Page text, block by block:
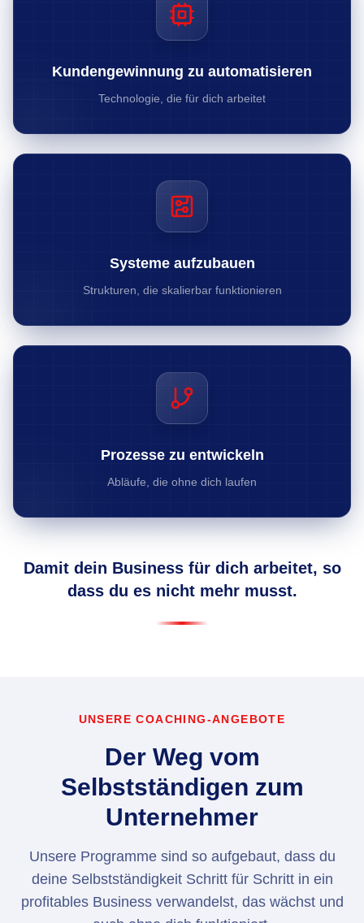
Kundengewinnung zu automatisieren
Technologie, die für dich arbeitet
Systeme aufzubauen
Strukturen, die skalierbar funktionieren
Prozesse zu entwickeln
Abläufe, die ohne dich laufen
Damit dein Business für dich arbeitet, so
dass du es nicht mehr musst.
UNSERE COACHING-ANGEBOTE
Der Weg vom
Selbstständigen zum
Unternehmer
Unsere Programme sind so aufgebaut, dass du
deine Selbstständigkeit Schritt für Schritt in ein
profitables Business verwandelst, das wächst und